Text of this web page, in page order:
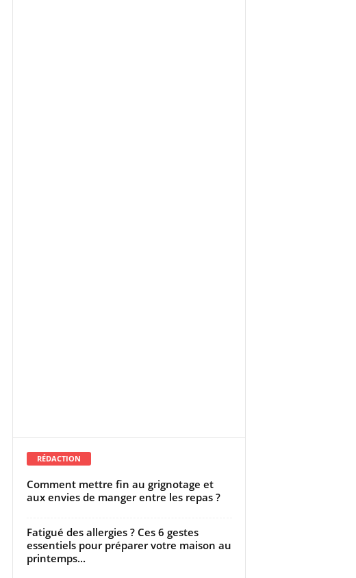
RÉDACTION
Comment mettre fin au grignotage et
aux envies de manger entre les repas ?
Fatigué des allergies ? Ces 6 gestes
essentiels pour préparer votre maison au
printemps...